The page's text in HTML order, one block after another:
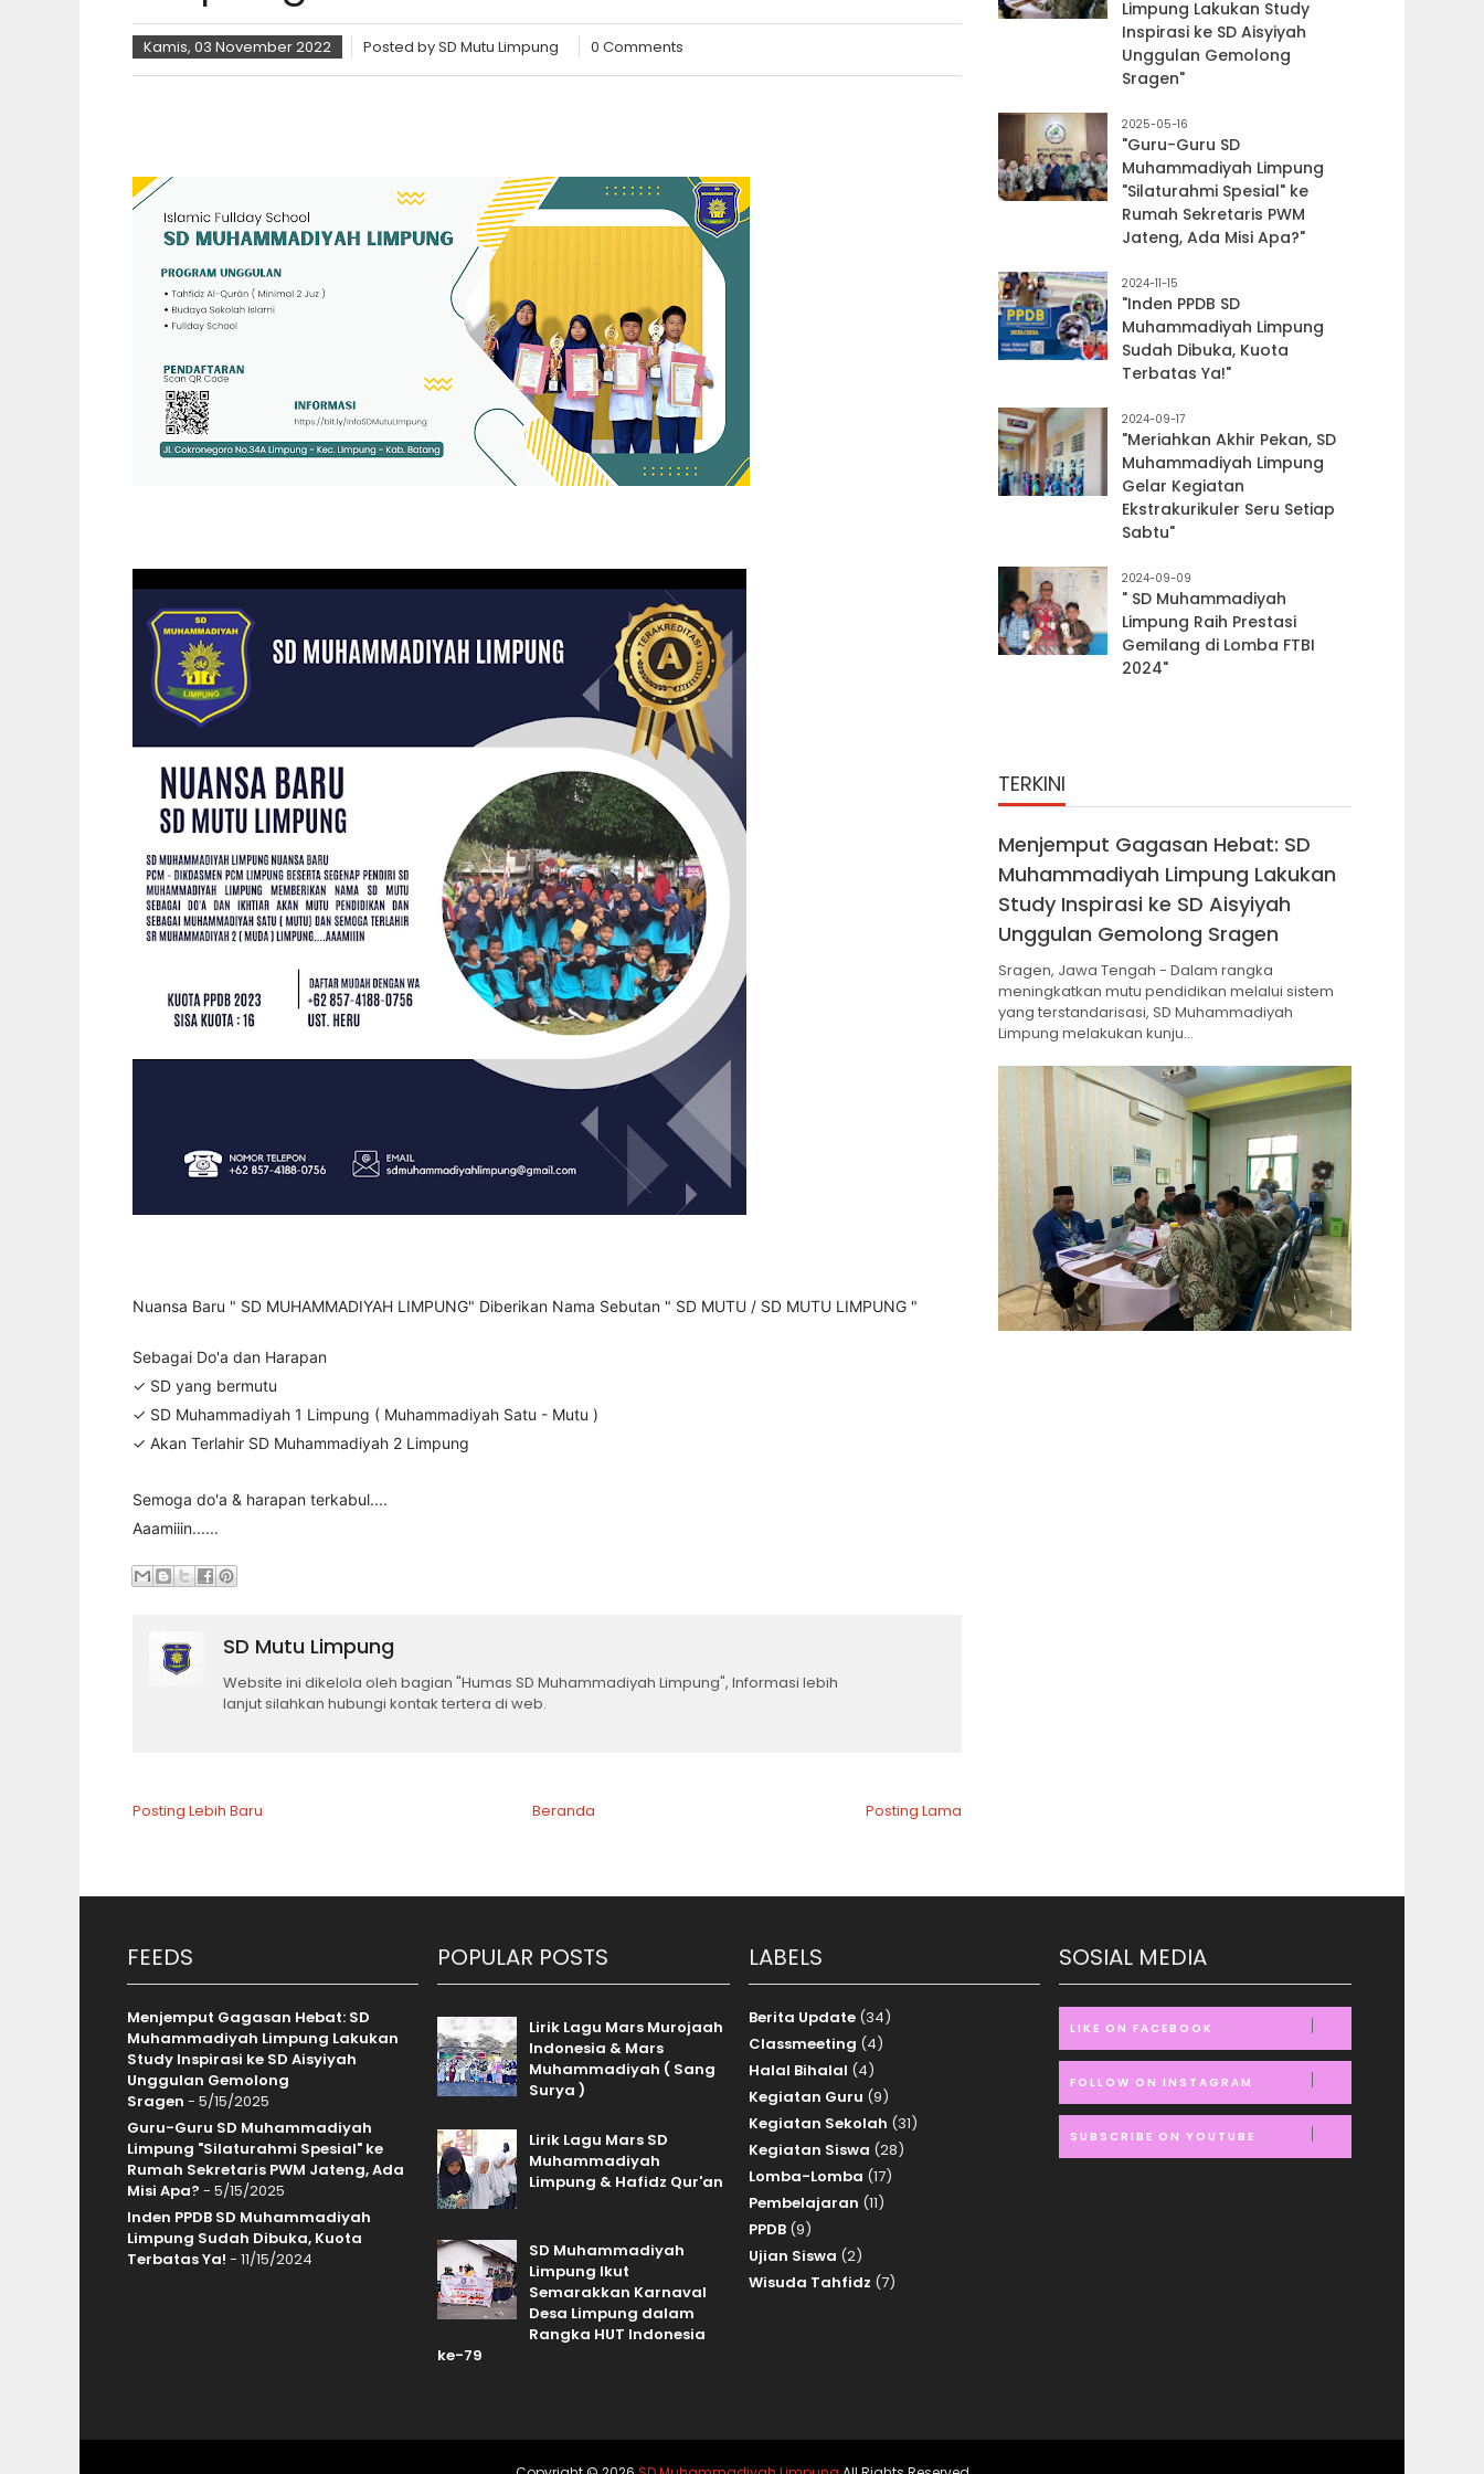
Kamis, 03 November 2022 Posted bySD Mutu Limpung 0 Comments
Nuansa Baru " SD MUHAMMADIYAH LIMPUNG" Diberikan Nama Sebutan " SD MUTU / SD MUTU LIMPUNG "
Sebagai Do'a dan Harapan
✓ SD yang bermutu
✓ SD Muhammadiyah 1 Limpung ( Muhammadiyah Satu - Mutu )
✓ Akan Terlahir SD Muhammadiyah 2 Limpung
Semoga do'a & harapan terkabul....
Aaamiiin......
SD Mutu Limpung
Website ini dikelola oleh bagian "Humas SD Muhammadiyah Limpung", Informasi lebih
lanjut silahkan hubungi kontak tertera di web.
Posting Lebih Baru Posting Lama
Beranda
Limpung Lakukan Study
Inspirasi ke SD Aisyiyah
Unggulan Gemolong
Sragen"
2025-05-16
"Guru-Guru SD
Muhammadiyah Limpung
"Silaturahmi Spesial" ke
Rumah Sekretaris PWM
Jateng, Ada Misi Apa?"
2024-11-15
"Inden PPDB SD
Muhammadiyah Limpung
Sudah Dibuka, Kuota
Terbatas Ya!"
2024-09-17
"Meriahkan Akhir Pekan, SD
Muhammadiyah Limpung
Gelar Kegiatan
Ekstrakurikuler Seru Setiap
Sabtu"
2024-09-09
" SD Muhammadiyah
Limpung Raih Prestasi
Gemilang di Lomba FTBI
2024"
TERKINI
Menjemput Gagasan Hebat: SD
Muhammadiyah Limpung Lakukan
Study Inspirasi ke SD Aisyiyah
Unggulan Gemolong Sragen
Sragen, Jawa Tengah - Dalam rangka
meningkatkan mutu pendidikan melalui sistem
yang terstandarisasi, SD Muhammadiyah
Limpung melakukan kunju...
FEEDS
Menjemput Gagasan Hebat: SD
Muhammadiyah Limpung Lakukan
Study Inspirasi ke SD Aisyiyah
Unggulan Gemolong
Sragen - 5/15/2025
Guru-Guru SD Muhammadiyah
Limpung "Silaturahmi Spesial" ke
Rumah Sekretaris PWM Jateng, Ada
Misi Apa? - 5/15/2025
Inden PPDB SD Muhammadiyah
Limpung Sudah Dibuka, Kuota
Terbatas Ya! - 11/15/2024
POPULAR POSTS
Lirik Lagu Mars Murojaah
Indonesia & Mars
Muhammadiyah ( Sang
Surya )
Lirik Lagu Mars SD
Muhammadiyah
Limpung & Hafidz Qur'an
SD Muhammadiyah
Limpung Ikut
Semarakkan Karnaval
Desa Limpung dalam
Rangka HUT Indonesia
ke-79
LABELS
Berita Update (34)
Classmeeting (4)
Halal Bihalal (4)
Kegiatan Guru (9)
Kegiatan Sekolah (31)
Kegiatan Siswa (28)
Lomba-Lomba (17)
Pembelajaran (11)
PPDB (9)
Ujian Siswa (2)
Wisuda Tahfidz (7)
SOSIAL MEDIA
LIKE ON FACEBOOK
FOLLOW ON INSTAGRAM
SUBSCRIBE ON YOUTUBE